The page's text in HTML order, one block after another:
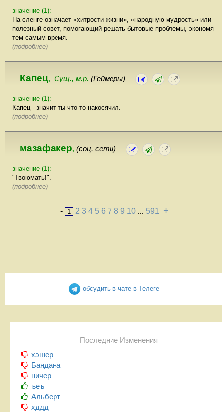
значение (1):
На сленге означает «хитрости жизни», «народную мудрость» или
полезный совет, помогающий решать бытовые проблемы, экономя
тем самым время.
(подробнее)
Капец, Сущ., м.р. (Геймеры)
значение (1):
Капец - значит ты что-то накосячил.
(подробнее)
мазафакер, (соц. сети)
значение (1):
"Твоюмать!".
(подробнее)
- 1 2 3 4 5 6 7 8 9 10 591 +
обсудить в чате в Телеге
Последние Изменения
хэшер
Бандана
ничер
ъеъ
Альберт
хддд